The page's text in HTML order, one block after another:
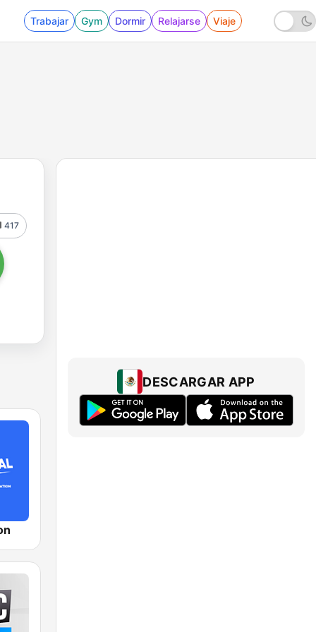
Trabajar Gym Dormir Relajarse Viaje
417
DESCARGAR APP